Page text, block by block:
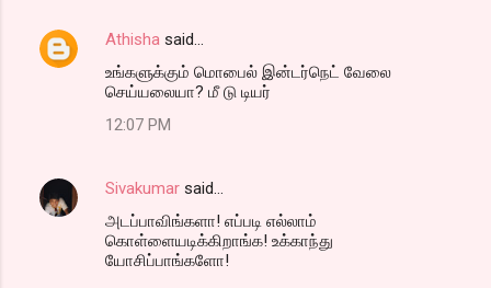
Athisha said…
உங்களுக்கும் மொபைல் இன்டர்நெட் வேலை
செய்யலையா? மீ டு டியர்
12:07 PM
Sivakumar said…
அடப்பாவிங்களா! எப்படி எல்லாம்
கொள்ளையடிக்கிறாங்க! உக்காந்து
யோசிப்பாங்களோ!